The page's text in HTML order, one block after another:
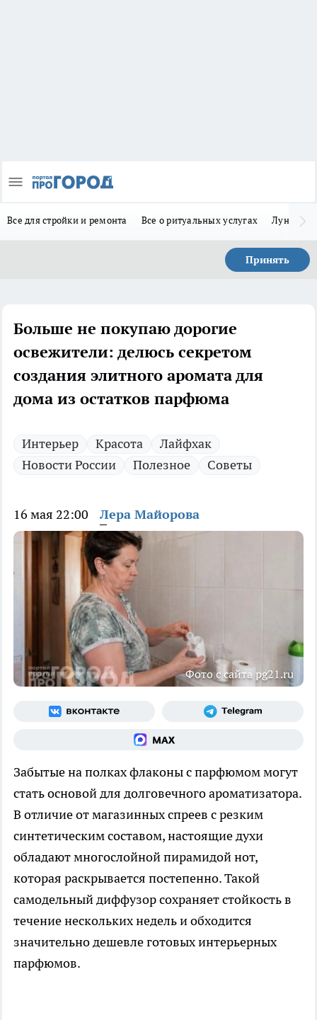
Все для стройки и ремонта Все о ритуальных услугах Лунно-
Принять
Больше не покупаю дорогие
освежители: делюсь секретом
создания элитного аромата для
дома из остатков парфюма
Интерьер Красота
Лайфхак
Новости России
Полезное Советы
16 мая 22:00 Лера Майорова
Фото с сайта pg21.ru
Забытые на полках флаконы с парфюмом могут
стать основой для долговечного ароматизатора.
В отличие от магазинных спреев с резким
синтетическим составом, настоящие духи
обладают многослойной пирамидой нот,
которая раскрывается постепенно. Такой
самодельный диффузор сохраняет стойкость в
течение нескольких недель и обходится
значительно дешевле готовых интерьерных
парфюмов.